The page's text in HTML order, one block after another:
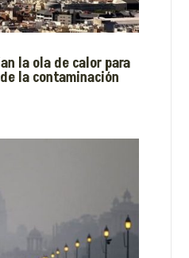
la ola de calor para
la contaminación